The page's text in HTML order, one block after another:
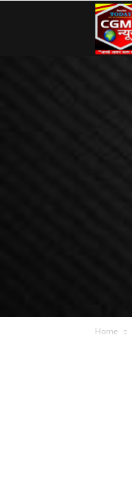
Home